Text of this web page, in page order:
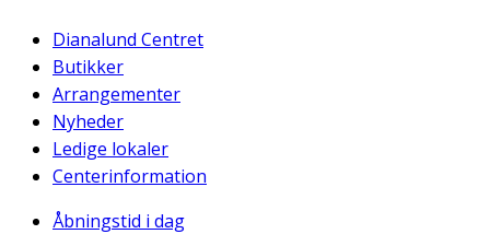
Dianalund Centret
Butikker
Arrangementer
Nyheder
Ledige lokaler
Centerinformation
Åbningstid i dag